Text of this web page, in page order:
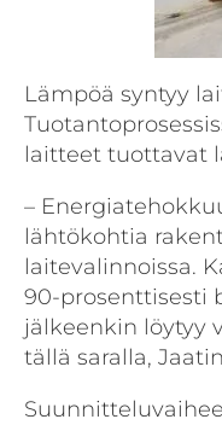
Lämpöä syntyy
laitteet tuottavat
–
lähtökohtia
laitevalinnoissa.
90-prosenttisesti
jälkeenkin löytyy
tällä saralla,